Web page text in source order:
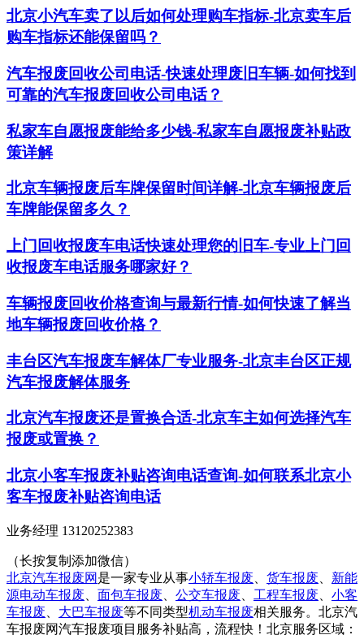
北京小汽车卖了以后如何处理购车指标-北京卖车后
购车指标还能保留吗？
汽车报废回收公司电话-快速处理废旧车辆-如何找到
可靠的汽车报废回收公司电话？
私家车自愿报废能给多少钱-私家车自愿报废补贴政
策详解
北京车辆报废后车牌保留时间详解-北京车辆报废后
车牌能保留多久？
上门回收报废车电话快速处理您的旧车-专业上门回
收报废车电话服务哪家好？
车辆报废回收价格查询与最新行情-如何快速了解当
地车辆报废回收价格？
丰台区汽车报废车解体厂专业服务-北京丰台区正规
汽车报废解体服务
北京汽车报废还是置换合适-北京车主如何选择汽车
报废或置换？
北京小客车报废补贴咨询电话查询-如何联系北京小
客车报废补贴咨询电话
业务经理 13120252383
（长按复制添加微信）
北京汽车报废网 是一家专业从事小轿车报废 货车报废
新能
源电动车报废
面包车报废 公交车报废 工程车报废
小客
车报废
大巴车报废等不同类型机动车报废相关服务。北京汽
车报废网汽车报废项目服务补贴高，流程快！北京服务区域：